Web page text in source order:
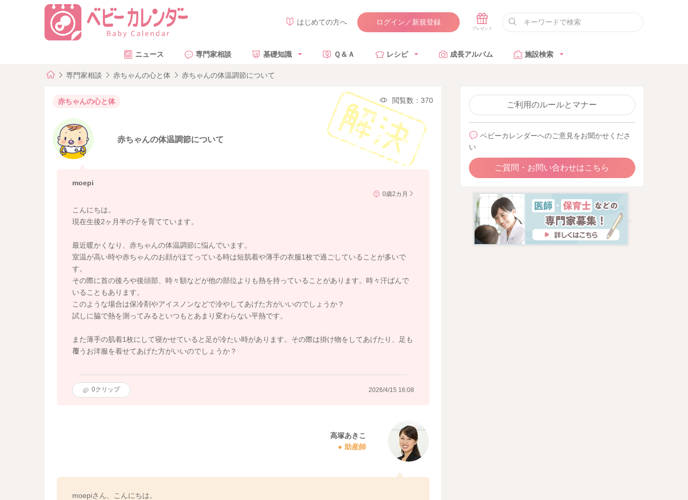
はじめての方へ ログイン／新規登録
ニュース 専門家相談 基礎知識 Ｑ＆Ａ レシピ 成長アルバム 施設検索
専門家相談 赤ちゃんの心と体 赤ちゃんの体温調節について
赤ちゃんの心と体 閲覧数：370
赤ちゃんの体温調節について
moepi
0歳2カ月
こんにちは。
現在生後2ヶ月半の子を育てています。
最近暖かくなり、赤ちゃんの体温調節に悩んでいます。
室温が高い時や赤ちゃんのお顔がほてっている時は短肌着や薄手の衣服1枚で過ごしていることが多いで
す。
その際に首の後ろや後頭部、時々額などが他の部位よりも熱を持っていることがあります。時々汗ばんで
いることもあります。
このような場合は保冷剤やアイスノンなどで冷やしてあげた方がいいのでしょうか？
試しに脇で熱を測ってみるといつもとあまり変わらない平熱です。
また薄手の肌着1枚にして寝かせていると足が冷たい時があります。その際は掛け物をしてあげたり、足も
覆うお洋服を着せてあげた方がいいのでしょうか？
0クリップ 2026/4/15 16:08
高塚あきこ
助産師
moepiさん、こんにちは。
ご利用のルールとマナー
ベビーカレンダーへのご意見をお聞かせくださ
い
ご質問・お問い合わせはこちら